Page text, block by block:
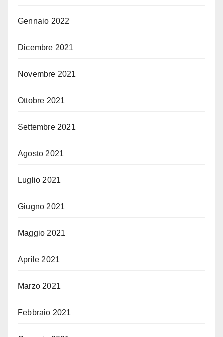
Gennaio 2022
Dicembre 2021
Novembre 2021
Ottobre 2021
Settembre 2021
Agosto 2021
Luglio 2021
Giugno 2021
Maggio 2021
Aprile 2021
Marzo 2021
Febbraio 2021